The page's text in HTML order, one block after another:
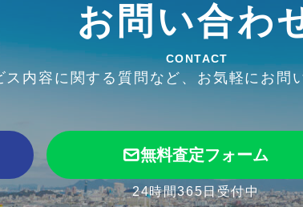
お問い合わ
CONTACT
ス内容に関する質問など、お気軽にお問
無料査定フォーム
24時間365日受付中